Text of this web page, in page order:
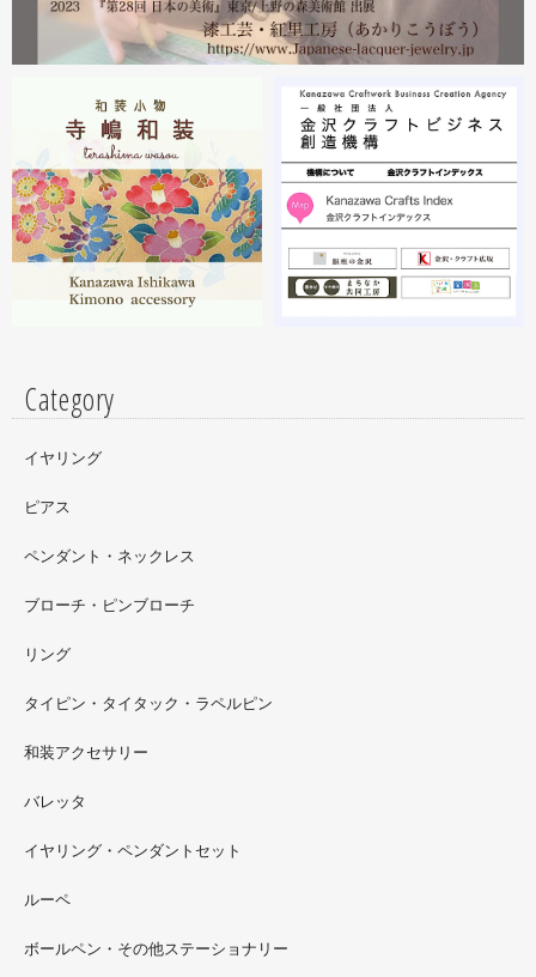
2月19日から23日まで 東京・上野の森美術館で開催中の
『第28回 日本の美術展』に出展しています。
2023.02
昨年初めからT-BASE銀座ギャラリーさんのご依頼で螺鈿
細工のソフビフィギュア装飾のお仕事させていただいてま
す。広面積への螺鈿細工や蒔絵となりますのでかなりの高
額品になりますがご好評のようで嬉しい限りです(^^)写真
はドラマに登場していたキャラクターです。
ただ今 東武百貨店船橋店に出展中です。9月20日まで4階
イベントスペースにいます。お近くの方はぜひお越しくだ
螺鈿ソフビでお世話になっているT-BASE銀座ギャラリー
シリーズ』紅里工房螺鈿装飾も展示されています。アクセ
Category
イヤリング
ピアス
ペンダント・ネックレス
ブローチ・ピンブローチ
リング
タイピン・タイタック・ラペルピン
和装アクセサリー
バレッタ
イヤリング・ペンダントセット
ルーペ
ボールペン・その他ステーショナリー